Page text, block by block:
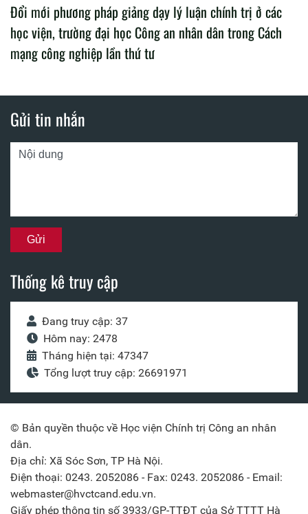
Đổi mới phương pháp giảng dạy lý luận chính trị ở các
học viện, trường đại học Công an nhân dân trong Cách
mạng công nghiệp lần thứ tư
Gửi tin nhắn
Thống kê truy cập
Đang truy cập: 37
Hôm nay: 2478
Tháng hiện tại: 47347
Tổng lượt truy cập: 26691971
© Bản quyền thuộc về Học viện Chính trị Công an nhân
dân.
Địa chỉ: Xã Sóc Sơn, TP Hà Nội.
Điện thoại: 0243. 2052086 - Fax: 0243. 2052086 - Email:
webmaster@hvctcand.edu.vn.
Giấy phép thông tin số 3933/GP-TTĐT của Sở TTTT Hà